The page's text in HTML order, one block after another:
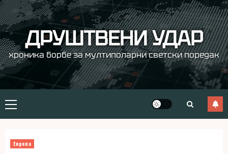
Skip
to
content ДРУШТВЕНИ УДАР
хроника борбе за мултиполарни светски поредак
Primary
Menu
Европа